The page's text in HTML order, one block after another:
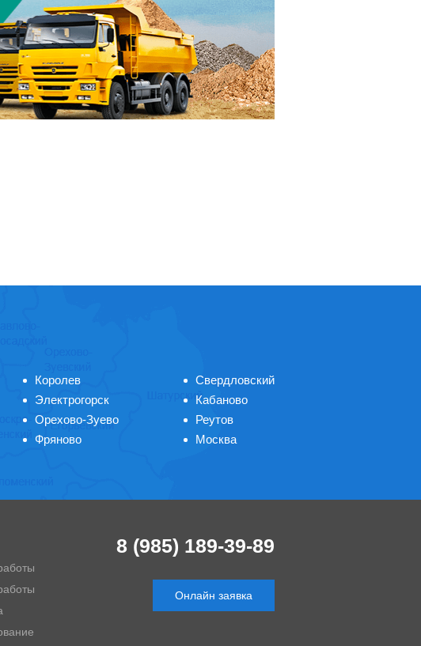
Королев
Электрогорск
Орехово-Зуево
Фряново
Свердловский
Кабаново
Реутов
Москва
8 (985) 189-39-89
Онлайн заявка